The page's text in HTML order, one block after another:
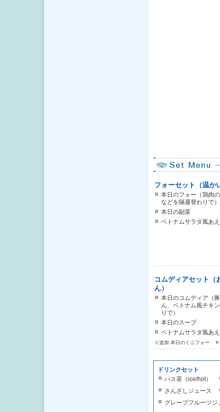
フォーセット（温か
本日のフォー（鶏肉
などを隔週替わりで）
本日の副菜
ベトナムサラダ風あ
コムディアセット（
ん）
本日のコムディア（
ん、ベトナム風チキ
りで）
本日のスープ
ベトナムサラダ風あ
☆追加 本日のミニフォー
ドリンクセット
ハス茶（ice/hot）
さんざしジュース
グレープフルーツ